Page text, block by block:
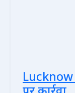
Lucknow